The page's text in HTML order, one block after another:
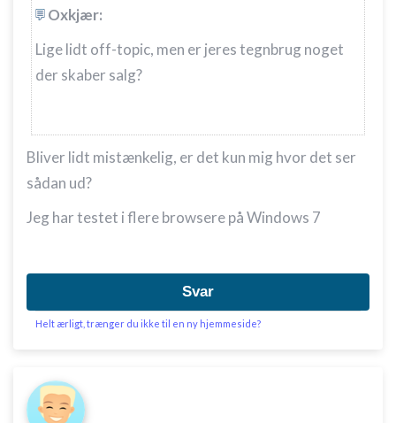
Oxkjær:
Lige lidt off-topic, men er jeres tegnbrug noget
der skaber salg?
Bliver lidt mistænkelig, er det kun mig hvor det ser
sådan ud?
Jeg har testet i flere browsere på Windows 7
Svar
Helt ærligt, trænger du ikke til en ny hjemmeside?